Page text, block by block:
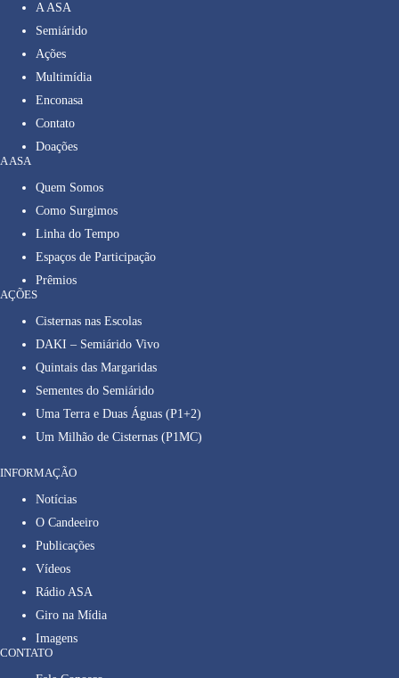
A ASA
Semiárido
Ações
Multimídia
Enconasa
Contato
Doações
A ASA
Quem Somos
Como Surgimos
Linha do Tempo
Espaços de Participação
Prêmios
AÇÕES
Cisternas nas Escolas
DAKI – Semiárido Vivo
Quintais das Margaridas
Sementes do Semiárido
Uma Terra e Duas Águas (P1+2)
Um Milhão de Cisternas (P1MC)
INFORMAÇÃO
Notícias
O Candeeiro
Publicações
Vídeos
Rádio ASA
Giro na Mídia
Imagens
CONTATO